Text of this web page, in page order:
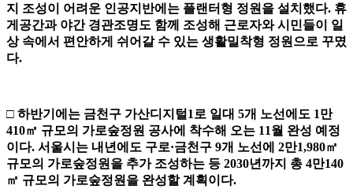
지 조성이 어려운 인공지반에는 플랜터형 정원을 설치했다. 휴
게공간과 야간 경관조명도 함께 조성해 근로자와 시민들이 일
상 속에서 편안하게 쉬어갈 수 있는 생활밀착형 정원으로 꾸몄
다.
□ 하반기에는 금천구 가산디지털 1로 일대 5개 노선에도 1만
410㎡ 규모의 가로숲정원 공사에 착수해 오는 11월 완성 예정
이다. 서울시는 내년에도 구로·금천구 9개 노선에 2만1,980㎡
규모의 가로숲정원을 추가 조성하는 등 2030년까지 총 4만140
㎡ 규모의 가로숲정원을 완성할 계획이다.